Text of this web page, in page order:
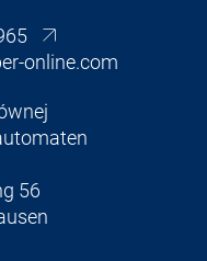
online.com
56